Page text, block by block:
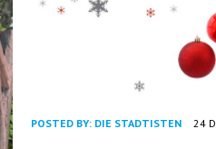
POSTED BY: DIE STADTISTEN 24